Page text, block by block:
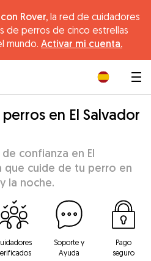
Rover, la red de cuidadores
de perros de cinco estrellas
mundo. Activar mi cuenta.
en El Salvador
confianza en El
que cuide de tu perro en
la noche.
Soporte y
Ayuda
Pago
seguro